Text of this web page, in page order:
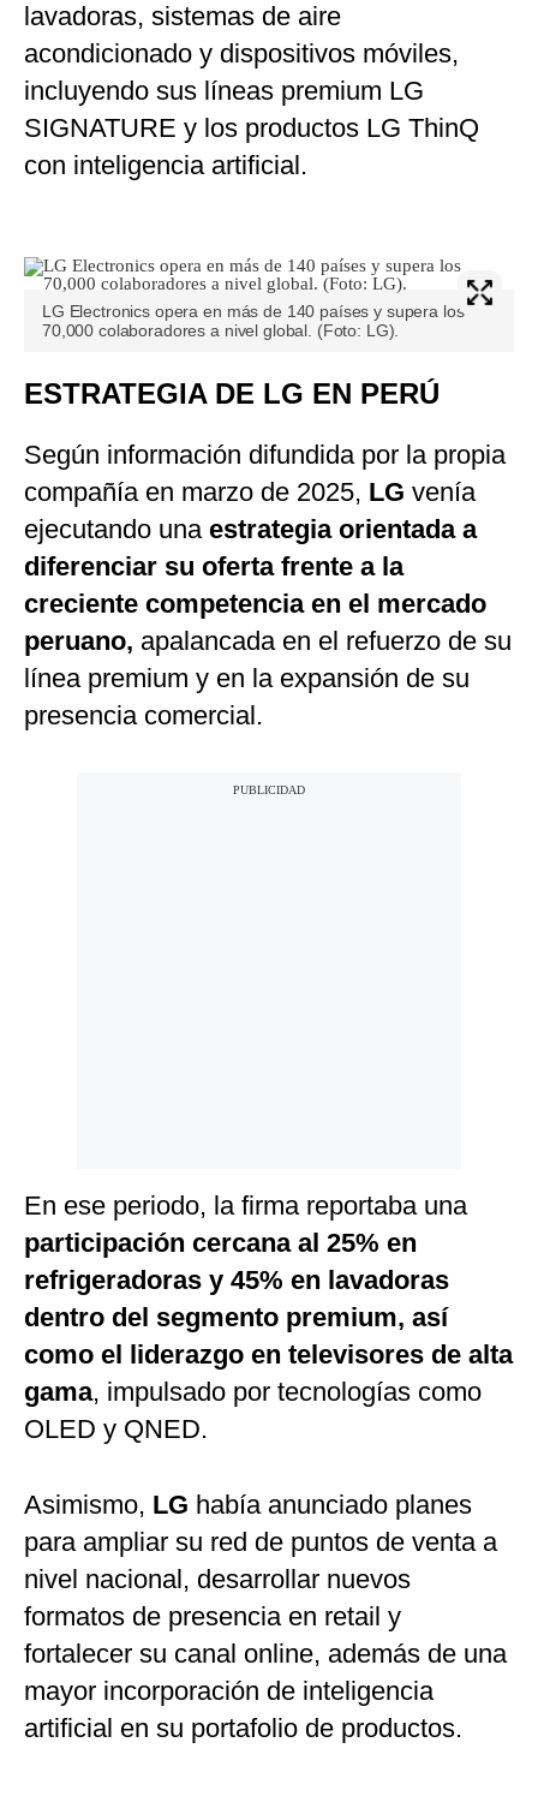
lavadoras, sistemas de aire
acondicionado y dispositivos móviles,
incluyendo sus líneas premium LG
SIGNATURE y los productos LG ThinQ
con inteligencia artificial.
LG Electronics opera en más de 140 países y supera los
70,000 colaboradores a nivel global. (Foto: LG).
ESTRATEGIA DE LG EN PERÚ
Según información difundida por la propia
compañía en marzo de 2025, LG venía
ejecutando unaestrategia orientada a
diferenciar su oferta frente a la
creciente competencia en el mercado
peruano, apalancada en el refuerzo de su
línea premium y en la expansión de su
presencia comercial.
En ese periodo, la firma reportaba una
participación cercana al 25% en
refrigeradoras y 45% en lavadoras
dentro del segmento premium, así
como el liderazgo en televisores de alta
gama, impulsado por tecnologías como
OLED y QNED.
Asimismo, LG había anunciado planes
para ampliar su red de puntos de venta a
nivel nacional, desarrollar nuevos
formatos de presencia en retail y
fortalecer su canal online, además de una
mayor incorporación de inteligencia
artificial en su portafolio de productos.